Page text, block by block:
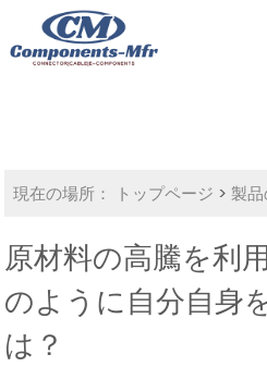
現在の場所： トップページ >製
原材料の高騰を利
のように自分自身
は？